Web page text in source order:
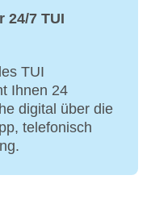
24/7 TUI
TUI
Ihnen 24
digital über die
telefonisch